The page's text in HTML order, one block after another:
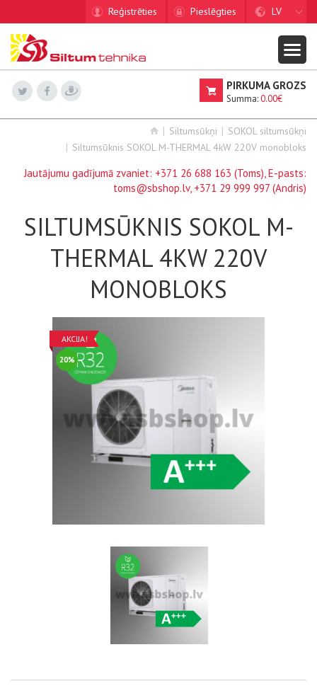
Reģistrēties Pieslēgties LV
PIRKUMA GROZS
Summa:0.00€
Siltumsūkņi
SOKOL siltumsūkņi
Siltumsūknis SOKOL M-THERMAL 4kW 220V monobloks
Jautājumu gadījumā zvaniet: +371 26 688 163 (Toms), E-pasts:
toms@sbshop.lv, +371 29 999 997 (Andris)
SILTUMSŪKNIS SOKOL M-
THERMAL 4KW 220V
MONOBLOKS
AKCIJA!
20%